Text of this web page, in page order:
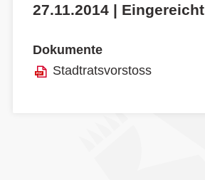
27.11.2014 | Eingereicht
Dokumente
Stadtratsvorstoss